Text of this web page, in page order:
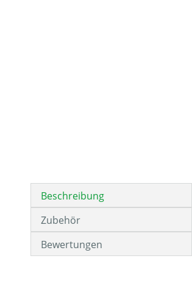
Beschreibung
Zubehör
Bewertungen